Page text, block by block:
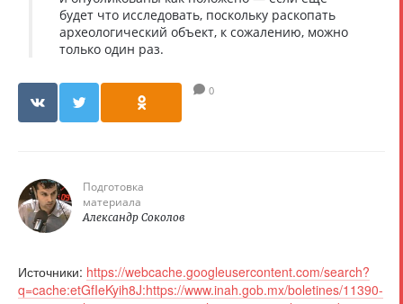
будет что исследовать, поскольку раскопать
археологический объект, к сожалению, можно
только один раз.
0
Подготовка
материала
Александр Соколов
Источники: https://webcache.googleusercontent.com/search?
q=cache:etGfIeKyih8J:https://www.inah.gob.mx/boletines/11390-